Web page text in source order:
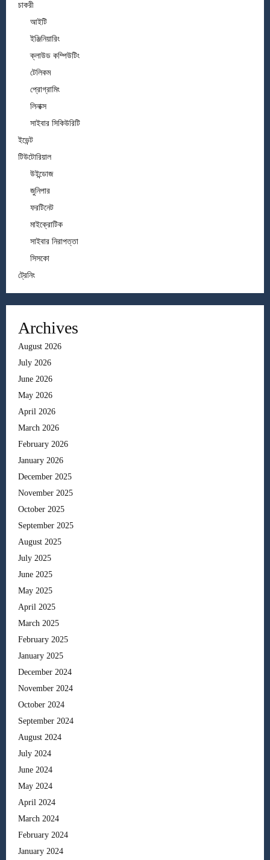
চাকরী
আইটি
ইঞ্জিনিয়ারিং
ক্লাউড কম্পিউটিং
টেলিকম
প্রোগ্রামিং
লিনাক্স
সাইবার সিকিউরিটি
ইভেন্ট
টিউটোরিয়াল
উইন্ডোজ
জুনিপার
ফরটিনেট
মাইক্রোটিক
সাইবার নিরাপত্তা
সিসকো
ট্রেনিং
Archives
August 2026
July 2026
June 2026
May 2026
April 2026
March 2026
February 2026
January 2026
December 2025
November 2025
October 2025
September 2025
August 2025
July 2025
June 2025
May 2025
April 2025
March 2025
February 2025
January 2025
December 2024
November 2024
October 2024
September 2024
August 2024
July 2024
June 2024
May 2024
April 2024
March 2024
February 2024
January 2024